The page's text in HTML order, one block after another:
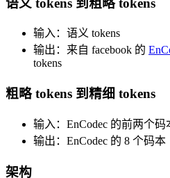
语义 tokens 到粗略 tokens
输入：语义 tokens
输出：来自 facebook 的
tokens
粗略 tokens 到精细 tokens
输入：EnCodec 的前两个码
输出：EnCodec 的 8 个码本
架构